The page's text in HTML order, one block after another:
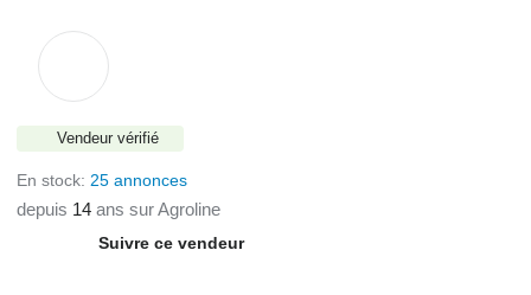
Vendeur vérifié
En stock: 25 annonces
depuis 14 ans sur Agroline
Suivre ce vendeur